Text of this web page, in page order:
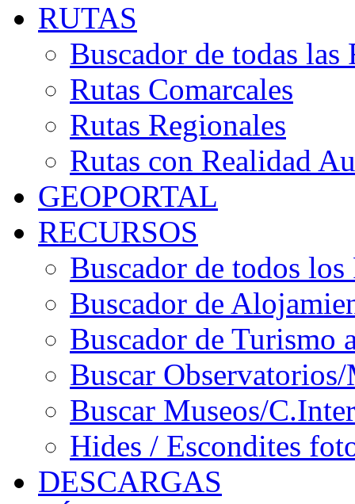
RUTAS
Buscador de todas las
Rutas Comarcales
Rutas Regionales
Rutas con Realidad
GEOPORTAL
RECURSOS
Buscador de todos los
Buscador de
Buscador de Turismo
Buscar
Buscar Museos/
Hides / Escondites
DESCARGAS